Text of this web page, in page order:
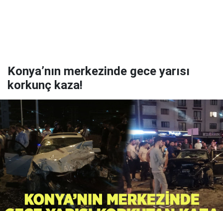
Konya’nın merkezinde gece yarısı
korkunç kaza!